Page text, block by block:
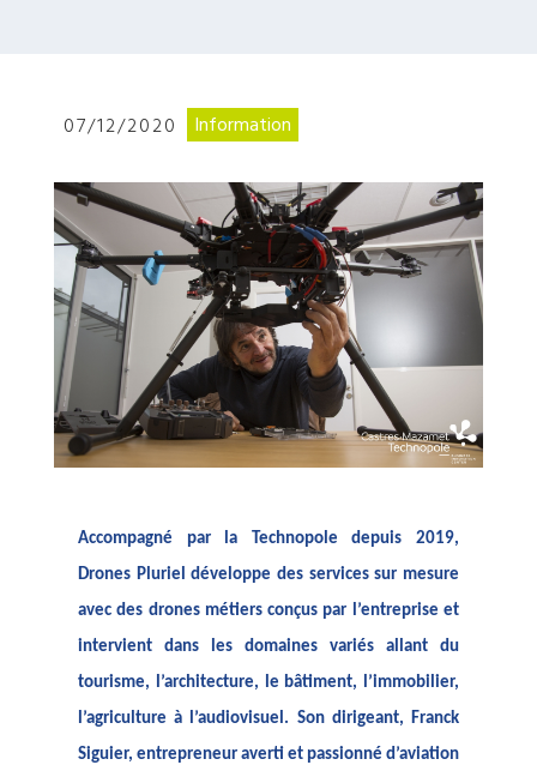
07/12/2020 Information
Accompagné par la Technopole depuis 2019,
Drones Pluriel développe des services sur mesure
avec des drones métiers conçus par l’entreprise et
intervient dans les domaines variés allant du
tourisme, l’architecture, le bâtiment, l’immobilier,
l’agriculture à l’audiovisuel. Son dirigeant, Franck
Siguier, entrepreneur averti et passionné d’aviation